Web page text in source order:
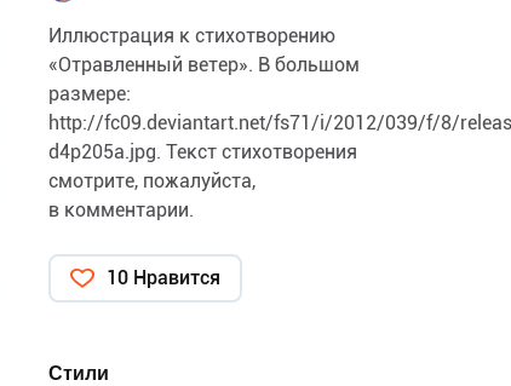
Иллюстрация к стихотворению
«Отравленный ветер». В большом
размере:
http://fc09.deviantart.net/fs71/i/2012/039/f/8/
d4p205a.jpg. Текст стихотворения
смотрите, пожалуйста,
в комментарии.
10 Нравится
Стили